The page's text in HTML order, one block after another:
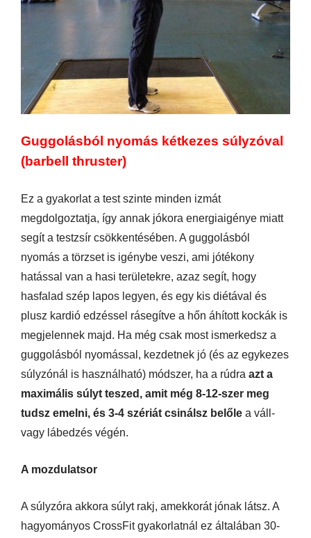
Guggolásból nyomás kétkezes súlyzóval
(barbell thruster)
Ez a gyakorlat a test szinte minden izmát
megdolgoztatja, így annak jókora energiaigénye miatt
segít a testzsír csökkentésében. A guggolásból
nyomás a törzset is igénybe veszi, ami jótékony
hatással van a hasi területekre, azaz segít, hogy
hasfalad szép lapos legyen, és egy kis diétával és
plusz kardió edzéssel rásegítve a hőn áhított kockák is
megjelennek majd. Ha még csak most ismerkedsz a
guggolásból nyomással, kezdetnek jó (és az egykezes
súlyzónál is használható) módszer, ha a rúdra azt a
maximális súlyt teszed, amit még 8-12-szer meg
tudsz emelni, és 3-4 szériát csinálsz belőle a váll-
vagy lábedzés végén.
A mozdulatsor
A súlyzóra akkora súlyt rakj, amekkorát jónak látsz. A
hagyományos CrossFit gyakorlatnál ez általában 30-